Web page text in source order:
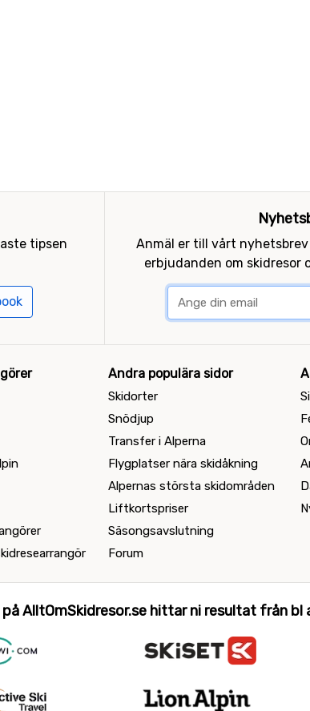
tipsen
Anmäl er till vårt
erbjudanden om skidresor
Andra populära sidor
Skidorter
Snödjup
Transfer i Alperna
Flygplatser nära skidåkning
Alpernas största skidområden
Liftkortspriser
Säsongsavslutning
Forum
på AlltOmSkidresor.se hittar ni resultat från bl